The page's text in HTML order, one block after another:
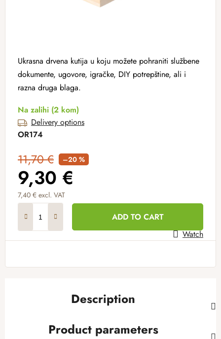
Ukrasna drvena kutija u koju možete pohraniti službene
dokumente, ugovore, igračke, DIY potrepštine, ali i
razna druga blaga.
Na zalihi (2 kom)
Delivery options
OR174
11,70 € –20 %
9,30 €
7,40 € excl. VAT
ADD TO CART
Watch
Description
Product parameters